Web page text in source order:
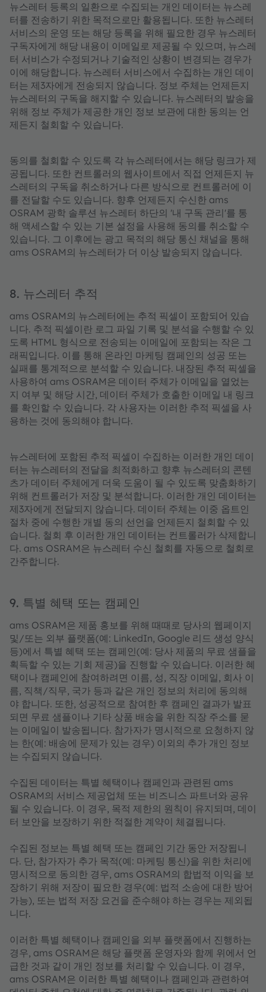
뉴스레터 등록의 일환으로 수집되는 개인 데이터는 뉴스레
터를 전송하기 위한 목적으로만 활용됩니다. 또한 뉴스레터
서비스의 운영 또는 해당 등록을 위해 필요한 경우 뉴스레터
구독자에게 해당 내용이 이메일로 제공될 수 있으며, 뉴스레
터 서비스가 수정되거나 기술적인 상황이 변경되는 경우가
이에 해당합니다. 뉴스레터 서비스에서 수집하는 개인 데이
터는 제3자에게 전송되지 않습니다. 정보 주체는 언제든지
뉴스레터의 구독을 해지할 수 있습니다. 뉴스레터의 발송을
위해 정보 주체가 제공한 개인 정보 보관에 대한 동의는 언
제든지 철회할 수 있습니다.
동의를 철회할 수 있도록 각 뉴스레터에서는 해당 링크가 제
공됩니다. 또한 컨트롤러의 웹사이트에서 직접 언제든지 뉴
스레터의 구독을 취소하거나 다른 방식으로 컨트롤러에 이
를 전달할 수도 있습니다. 향후 언제든지 수신한 ams
OSRAM 광학 솔루션 뉴스레터 하단의 '내 구독 관리'를 통
해 액세스할 수 있는 기본 설정을 사용해 동의를 취소할 수
있습니다. 그 이후에는 광고 목적의 해당 통신 채널을 통해
ams OSRAM의 뉴스레터가 더 이상 발송되지 않습니다.
8. 뉴스레터 추적
ams OSRAM의 뉴스레터에는 추적 픽셀이 포함되어 있습
니다. 추적 픽셀이란 로그 파일 기록 및 분석을 수행할 수 있
도록 HTML 형식으로 전송되는 이메일에 포함되는 작은 그
래픽입니다. 이를 통해 온라인 마케팅 캠페인의 성공 또는
실패를 통계적으로 분석할 수 있습니다. 내장된 추적 픽셀을
사용하여 ams OSRAM은 데이터 주체가 이메일을 열었는
지 여부 및 해당 시간, 데이터 주체가 호출한 이메일 내 링크
를 확인할 수 있습니다. 각 사용자는 이러한 추적 픽셀을 사
용하는 것에 동의해야 합니다.
뉴스레터에 포함된 추적 픽셀이 수집하는 이러한 개인 데이
터는 뉴스레터의 전달을 최적화하고 향후 뉴스레터의 콘텐
츠가 데이터 주체에게 더욱 도움이 될 수 있도록 맞춤화하기
위해 컨트롤러가 저장 및 분석합니다. 이러한 개인 데이터는
제3자에게 전달되지 않습니다. 데이터 주체는 이중 옵트인
절차 중에 수행한 개별 동의 선언을 언제든지 철회할 수 있
습니다. 철회 후 이러한 개인 데이터는 컨트롤러가 삭제합니
다. ams OSRAM은 뉴스레터 수신 철회를 자동으로 철회로
간주합니다.
9. 특별 혜택 또는 캠페인
ams OSRAM은 제품 홍보를 위해 때때로 당사의 웹페이지
및/또는 외부 플랫폼(예: LinkedIn, Google 리드 생성 양식
등)에서 특별 혜택 또는 캠페인(예: 당사 제품의 무료 샘플을
획득할 수 있는 기회 제공)을 진행할 수 있습니다. 이러한 혜
택이나 캠페인에 참여하려면 이름, 성, 직장 이메일, 회사 이
름, 직책/직무, 국가 등과 같은 개인 정보의 처리에 동의해
야 합니다. 또한, 성공적으로 참여한 후 캠페인 결과가 발표
되면 무료 샘플이나 기타 상품 배송을 위한 직장 주소를 묻
는 이메일이 발송됩니다. 참가자가 명시적으로 요청하지 않
는 한(예: 배송에 문제가 있는 경우) 이외의 추가 개인 정보
는 수집되지 않습니다.
수집된 데이터는 특별 혜택이나 캠페인과 관련된 ams
OSRAM의 서비스 제공업체 또는 비즈니스 파트너와 공유
될 수 있습니다. 이 경우, 목적 제한의 원칙이 유지되며, 데이
터 보안을 보장하기 위한 적절한 계약이 체결됩니다.
수집된 정보는 특별 혜택 또는 캠페인 기간 동안 저장됩니
다. 단, 참가자가 추가 목적(예: 마케팅 통신)을 위한 처리에
명시적으로 동의한 경우, ams OSRAM의 합법적 이익을 보
장하기 위해 저장이 필요한 경우(예: 법적 소송에 대한 방어
가능), 또는 법적 저장 요건을 준수해야 하는 경우는 제외됩
니다.
이러한 특별 혜택이나 캠페인을 외부 플랫폼에서 진행하는
경우, ams OSRAM은 해당 플랫폼 운영자와 함께 위에서 언
급한 것과 같이 개인 정보를 처리할 수 있습니다. 이 경우,
ams OSRAM은 이러한 특별 혜택이나 캠페인과 관련하여